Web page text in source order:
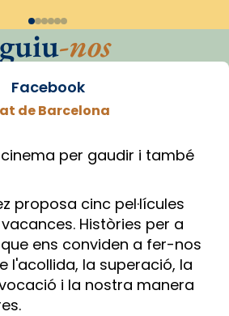
-nos
Facebook
de Barcelona
cinema per gaudir i també
proposa cinc pel·lícules
Històries per a
ens conviden a fer-nos
l'acollida, la superació, la
i la nostra manera